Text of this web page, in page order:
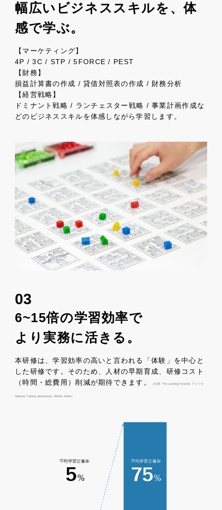
幅広いビジネススキルを、体
感で学ぶ。
【マーケティング】
4P / 3C / STP / 5FORCE / PEST
【財務】
損益計算書の作成 / 貸借対照表の作成 / 財務分析
【経営戦略】
ドミナント戦略 / ランチェスター戦略 / 事業計画作成な
どのビジネススキルを体感しながら学習します。
03
6~15倍の学習効率で
より実務に活きる。
本研修は、学習効率の高いと言われる「体験」を中心と
した研修です。そのため、人材の早期育成、研修コスト
（時間・総費用）削減が期待できます。
（出典: The Learning Pyramid. アメリカ
National Training Laboratories, Bethel, Maine）